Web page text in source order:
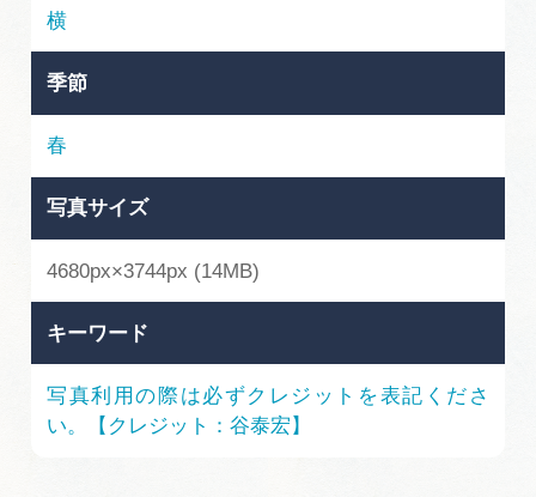
お問い合わせ
運営組織
広告掲載
サイトポリシー
横
季節
春
写真サイズ
4680px×3744px (14MB)
キーワード
写真利用の際は必ずクレジットを表記くださ
い。【クレジット：谷泰宏】